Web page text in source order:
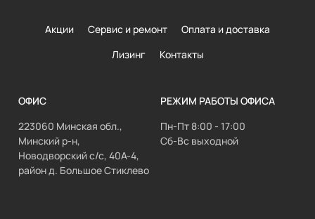
Акции Сервис и ремонт
Оплата и доставка
Лизинг
Контакты
ОФИС
223060 Минская обл.,
Минский р-н,
Новодворский с/с, 40А-4,
район д. Большое Стиклево
РЕЖИМ РАБОТЫ ОФИСА
Пн-Пт 8:00 - 17:00
Сб-Вс выходной